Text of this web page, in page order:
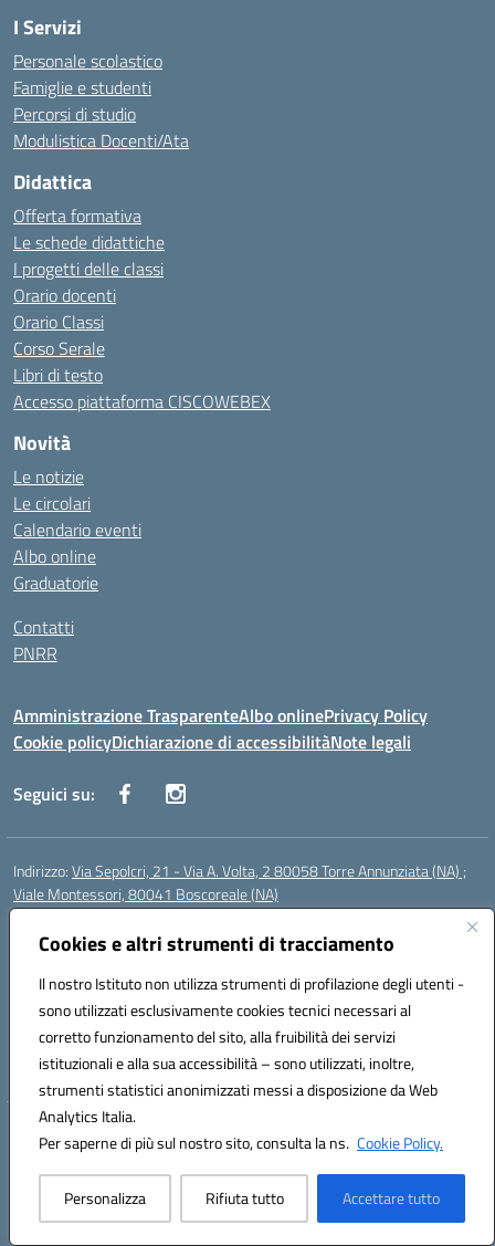
Cookies e altri strumenti di tracciamento
Il nostro Istituto non utilizza strumenti di profilazione degli utenti -
sono utilizzati esclusivamente cookies tecnici necessari al
corretto funzionamento del sito, alla fruibilità dei servizi
istituzionali e alla sua accessibilità – sono utilizzati, inoltre,
strumenti statistici anonimizzati messi a disposizione da Web
Analytics Italia.
Per saperne di più sul nostro sito, consulta la ns. Cookie Policy.
Personalizza Rifiuta tutto Accettare tutto
I Servizi
Personale scolastico
Famiglie e studenti
Percorsi di studio
Modulistica Docenti/Ata
Didattica
Offerta formativa
Le schede didattiche
I progetti delle classi
Orario docenti
Orario Classi
Corso Serale
Libri di testo
Accesso piattaforma CISCOWEBEX
Novità
Le notizie
Le circolari
Calendario eventi
Albo online
Graduatorie
Contatti
PNRR
Amministrazione TrasparenteAlbo onlinePrivacy Policy
Cookie policyDichiarazione di accessibilitàNote legali
Seguici su:
Indirizzo:Via Sepolcri, 21 - Via A. Volta, 2 80058 Torre Annunziata (NA) ;
Viale Montessori, 80041 Boscoreale (NA)
Centralino:
Posta elettronica certificata (PEC):nais04100b@pec.istruzione.it
Codice fiscale: 82008750638
Codice meccanografico:NAIS04100B
Codice Indice delle Pubbliche Amministrazioni (IPA): istsc_nais04100b
Codice unico di fatturazione (CUF): UFELOU
Hosting & Powered by 3D Solution S.r.l.
Concept & Design by Designers Italia